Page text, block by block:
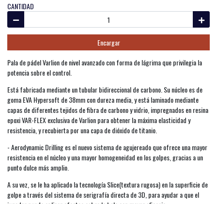
CANTIDAD
Encargar
Pala de pádel Varlion de nivel avanzado con forma de lágrima que privilegia la
potencia sobre el control.
Está fabricada mediante un tubular bidireccional de carbono. Su núcleo es de
goma EVA Hypersoft de 38mm con dureza media, y está laminado mediante
capas de diferentes tejidos de fibra de carbono y vidrio, impregnados en resina
epoxi VAR-FLEX exclusiva de Varlion para obtener la máxima elasticidad y
resistencia, y recubierta por una capa de dióxido de titanio.
- Aerodynamic Drilling es el nuevo sistema de agujereado que ofrece una mayor
resistencia en el núcleo y una mayor homogeneidad en los golpes, gracias a un
punto dulce más amplio.
A su vez, se le ha aplicado la tecnología Slice(textura rugosa) en la superficie de
golpe a través del sistema de serigrafía directa de 3D, para ayudar a que el